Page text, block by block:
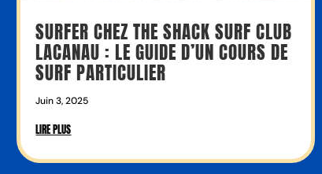
SURFER CHEZ THE SHACK SURF CLUB
LACANAU : LE GUIDE D’UN COURS DE
SURF PARTICULIER
Juin 3, 2025
LIRE PLUS